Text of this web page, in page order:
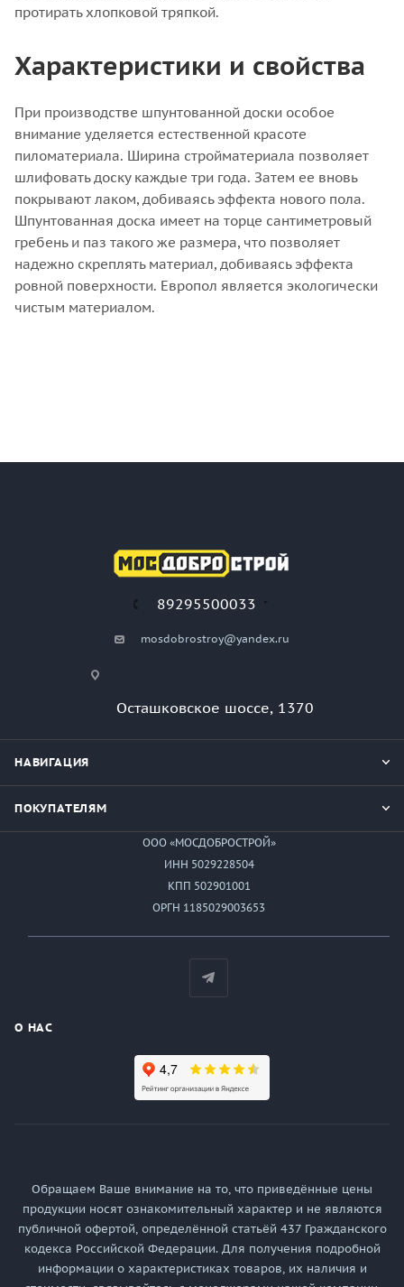
протирать хлопковой тряпкой.
Характеристики и свойства
При производстве шпунтованной доски особое
внимание уделяется естественной красоте
пиломатериала. Ширина стройматериала позволяет
шлифовать доску каждые три года. Затем ее вновь
покрывают лаком, добиваясь эффекта нового пола.
Шпунтованная доска имеет на торце сантиметровый
гребень и паз такого же размера, что позволяет
надежно скреплять материал, добиваясь эффекта
ровной поверхности. Европол является экологически
чистым материалом.
89295500033
mosdobrostroy@yandex.ru
Осташковское шоссе, 1370
НАВИГАЦИЯ
ПОКУПАТЕЛЯМ
ООО «МОСДОБРОСТРОЙ»
ИНН 5029228504
КПП 502901001
ОРГН 1185029003653
О НАС
Обращаем Ваше внимание на то, что приведённые цены
продукции носят ознакомительный характер и не являются
публичной офертой, определённой статьёй 437 Гражданского
кодекса Российской Федерации. Для получения подробной
информации о характеристиках товаров, их наличия и